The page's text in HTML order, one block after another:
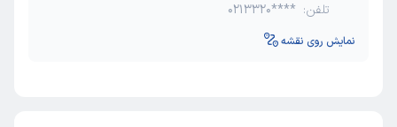
تلفن: 0213320****
نمایش روی نقشه